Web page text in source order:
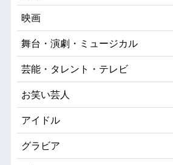
映画
舞台・演劇・ミュージカル
芸能・タレント・テレビ
お笑い芸人
アイドル
グラビア